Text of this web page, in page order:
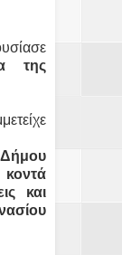
της
Δήμου
και